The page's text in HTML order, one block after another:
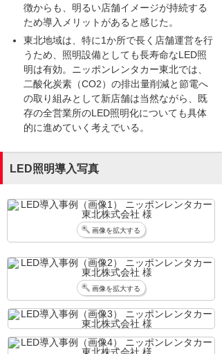
徴からも、明るい店舗イメージが持続する
ため導入メリットがあると感じた。
東北地域は、特に1か所で長く店舗運営を行
うため、照明設備としても長寿命なLED照
明は有効。ニッポンレンタカー東北では、
二酸化炭素（CO2）の排出量削減と節電へ
の取り組みとして新店舗は当然ながら、既
存の全営業所のLED照明化についても具体
的に進めていく考えでいる。
LED照明導入写真
画像を拡大する
画像を拡大する